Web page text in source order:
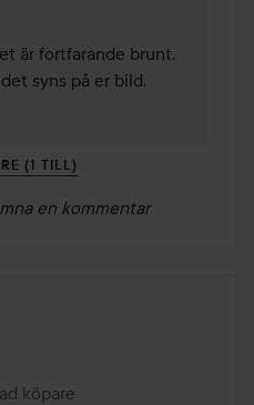
8 månader
är fortfarande brunt.
syns på er bild.
(1 TILL)
en kommentar
10 månader
köpare